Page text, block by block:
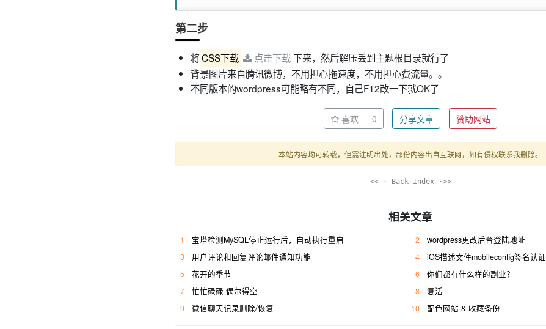
第二步
将CSS下载 点击下载下来，然后解压丢到主题根目录就行了
背景图片来自腾讯微博，不用担心拖速度，不用担心费流量。。
不同版本的wordpress可能略有不同，自己F12改一下就OK了
喜欢 0 分享文章 赞助网站
本站内容均可转载，但需注明出处，部份内容出自互联网，如有侵权联系我删除。
<< · Back Index ·>>
相关文章
1 宝塔检测MySQL停止运行后，自动执行重启 2
wordpress更改后台登陆地址
3
用户评论和回复评论邮件通知功能 4
iOS描述文件mobileconfig签名认证
5
花开的季节 6
你们都有什么样的副业？
7
忙忙碌碌 偶尔得空 8
复活
9
微信聊天记录删除/恢复 10 配色网站 & 收藏备份